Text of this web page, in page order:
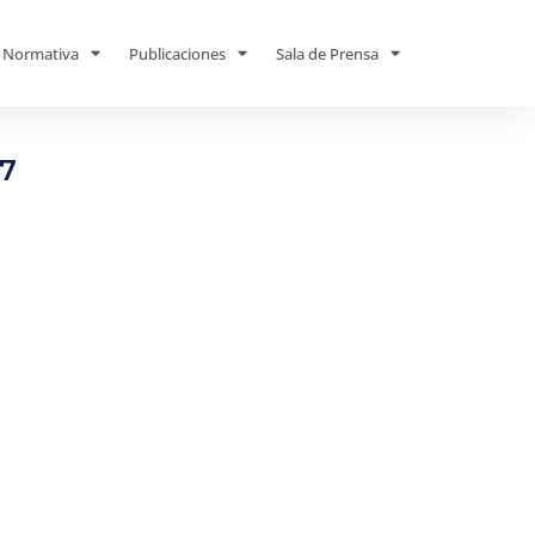
Normativa Publicaciones Sala de Prensa